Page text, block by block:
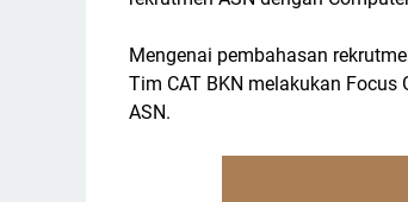
Mengenai pembahasan
Tim CAT BKN melakukan
ASN.